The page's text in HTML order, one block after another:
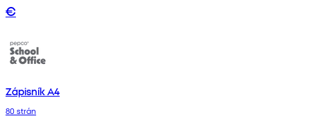
€
Zápisník A4
80 strán